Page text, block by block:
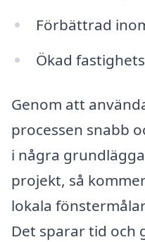
Förbättrad
Ökad
Genom att
processen snabb
i några
projekt, så
lokala
Det sparar tid och